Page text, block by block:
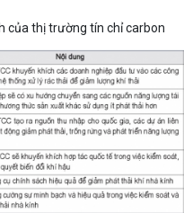
của thị trường tín chỉ carbon